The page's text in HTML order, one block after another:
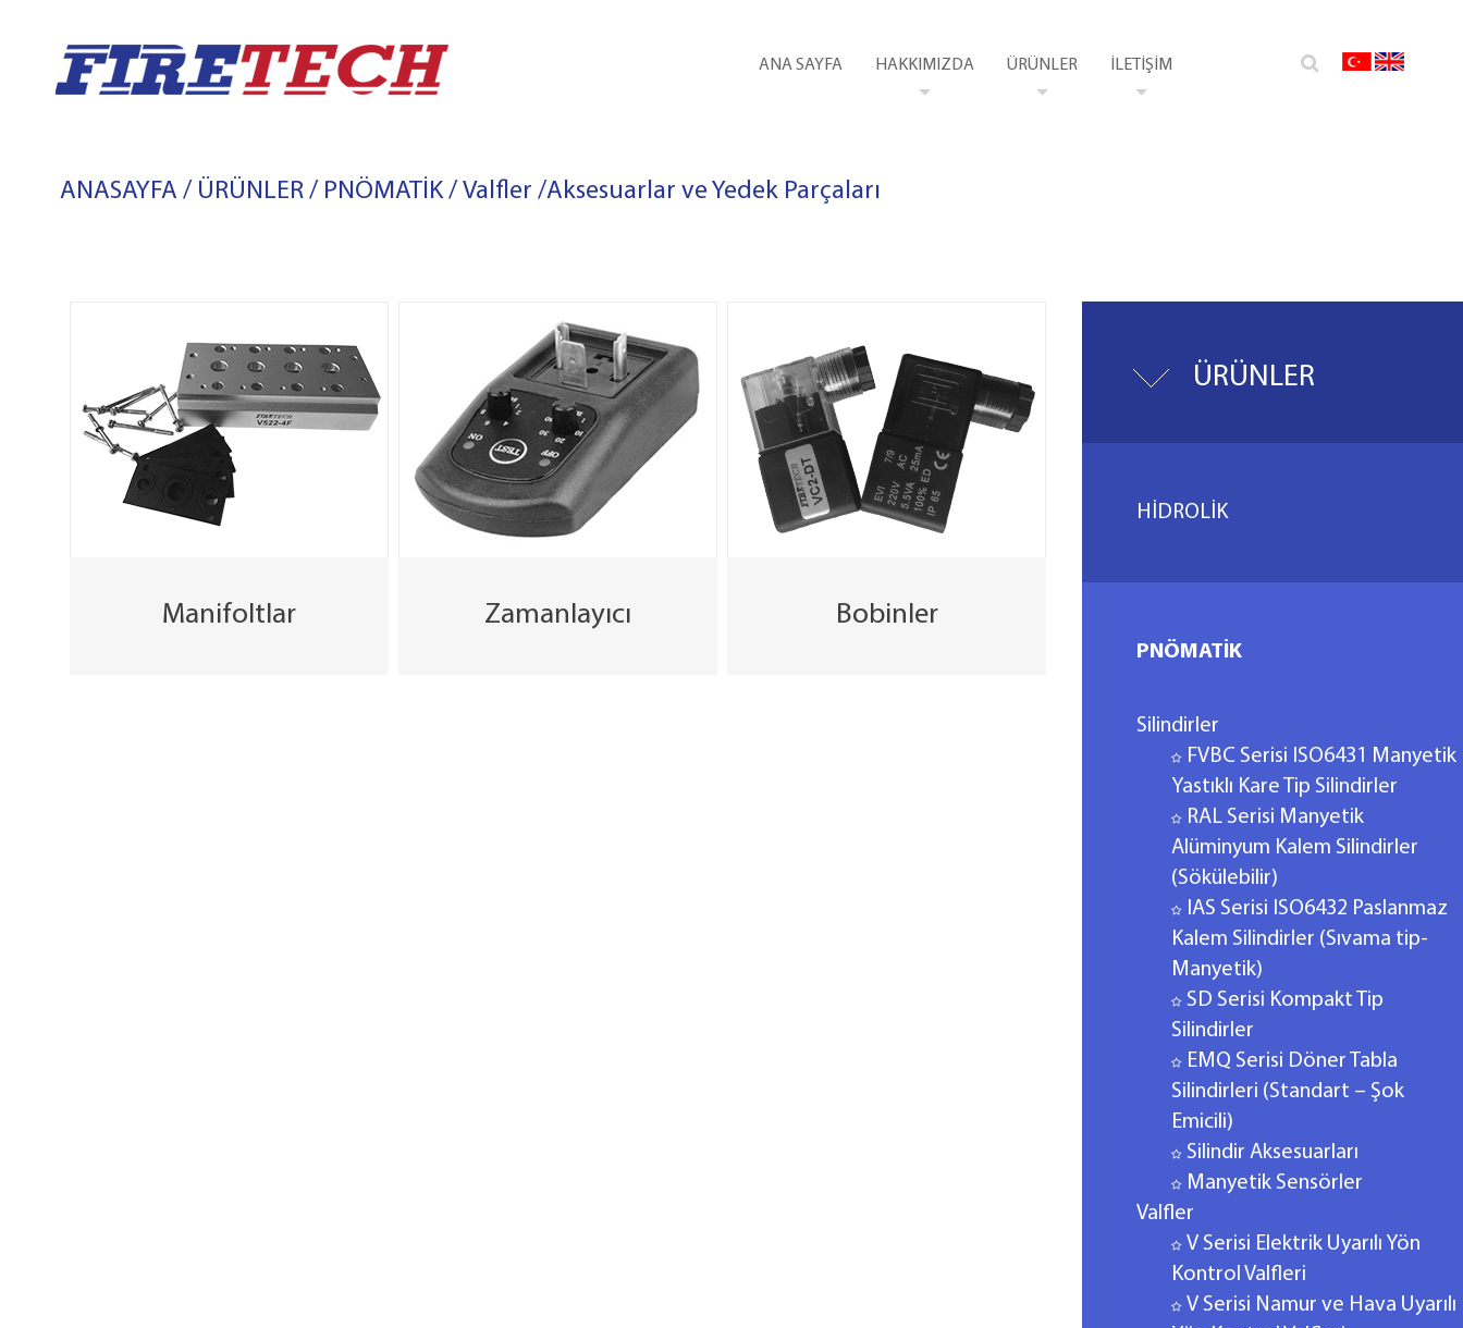
ANA SAYFA HAKKIMIZDA ÜRÜNLER İLETİŞİM
ANASAYFA / ÜRÜNLER / PNÖMATİK/ Valfler /Aksesuarlar ve Yedek Parçaları
Manifoltlar Zamanlayıcı Bobinler
ÜRÜNLER
HİDROLİK
PNÖMATİK
Silindirler
FVBC Serisi ISO6431 Manyetik
Yastıklı Kare Tip Silindirler
RAL Serisi Manyetik
Alüminyum Kalem Silindirler
(Sökülebilir)
IAS Serisi ISO6432 Paslanmaz
Kalem Silindirler (Sıvama tip-
Manyetik)
SD Serisi Kompakt Tip
Silindirler
EMQ Serisi Döner Tabla
Silindirleri (Standart – Şok
Emicili)
Silindir Aksesuarları
Manyetik Sensörler
Valfler
V Serisi Elektrik Uyarılı Yön
Kontrol Valfleri
V Serisi Namur ve Hava Uyarılı